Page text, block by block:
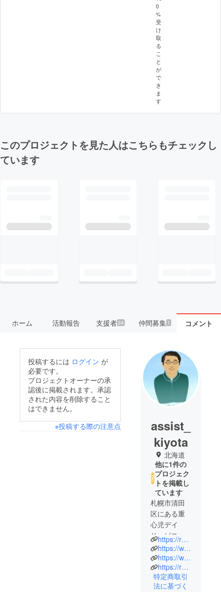
0
%
受
け
取
る
こ
と
が
で
き
ま
す
このプロジェクトを見た人はこちらもチェックし
ています
ホーム 活動報告 支援者24 仲間募集 1 コメント
投稿するには ログイン が
必要です。
プロジェクトオーナーの承
認後に掲載されます。承認
された内容を削除すること
はできません。
※投稿する際の注意点
assist_
kiyota
北海道
他に1件の
プロジェク
トを掲載し
ています
札幌市清田
区にある重
心児デイ
サービス
・未就学の
お子さまが
多くご利用
・看護師，
理学療法
https://readyfor.jp/projects/momonokawa?sns_share_token=af2b04124ecb927f1835&utm_source=pj_share_url&utm_medium=social
https://www.instagram.com/kiyotariha/
https://www.facebook.com/kiyota.reha/
https://rehabiri-center.com/
特定商取引
法に基づく